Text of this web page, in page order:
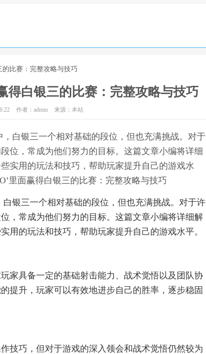
的比赛：完整攻略与技巧
得白银三的比赛：完整攻略与技巧
作者：admin 来源：本站
白银三一个相对基础的段位，但也充满挑战。对于
位，常成为他们努力的目标。这篇文章小编将详细
实用的玩法和技巧，帮助玩家提升自己的游戏水
里面赢得白银三的比赛：完整攻略与技巧
白银三一个相对基础的段位，但也充满挑战。对于许
，常成为他们努力的目标。这篇文章小编将详细解
用的玩法和技巧，帮助玩家提升自己的游戏水平。
家具备一定的基础射击能力、战术觉悟以及团队协
提升，玩家可以有效地进步自己的胜率，逐步稳固
技巧，但对于游戏的深入领会和战术觉悟仍然较为